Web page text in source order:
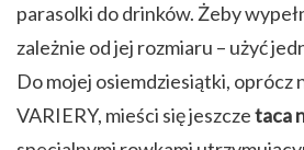
parasolki do drinków. Żeby
zależnie od jej rozmiaru – użyć
Do mojej osiemdziesiątki, oprócz
VARIERY, mieści się jeszczetaca